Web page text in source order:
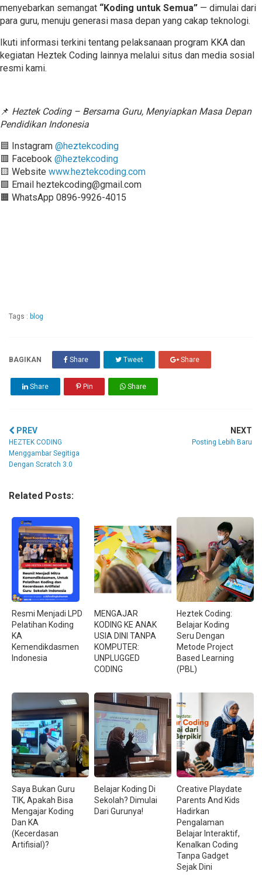
menyebarkan semangat “Koding untuk Semua” — dimulai dari
para guru, menuju generasi masa depan yang cakap teknologi.
Ikuti informasi terkini tentang pelaksanaan program KKA dan
kegiatan Heztek Coding lainnya melalui situs dan media sosial
resmi kami.
📌 Heztek Coding – Bersama Guru, Menyiapkan Masa Depan
Pendidikan Indonesia
🟦 Instagram @heztekcoding
🟥 Facebook @heztekcoding
🟨 Website www.heztekcoding.com
🟩 Email heztekcoding@gmail.com
🟧 WhatsApp 0896-9926-4015
Tags : blog
BAGIKAN Share Tweet Share
Share Pin Share
PREV
HEZTEK CODING
Menggambar Segitiga
Dengan Scratch 3.0
NEXT
Posting Lebih Baru
Related Posts:
Resmi Menjadi LPD
Pelatihan Koding
KA
Kemendikdasmen
Indonesia
MENGAJAR
KODING KE ANAK
USIA DINI TANPA
KOMPUTER:
UNPLUGGED
CODING
Heztek Coding:
Belajar Koding
Seru Dengan
Metode Project
Based Learning
(PBL)
Saya Bukan Guru
TIK, Apakah Bisa
Mengajar Koding
Dan KA
(Kecerdasan
Artifisial)?
Belajar Koding Di
Sekolah? Dimulai
Dari Gurunya!
Creative Playdate
Parents And Kids
Hadirkan
Pengalaman
Belajar Interaktif,
Kenalkan Coding
Tanpa Gadget
Sejak Dini